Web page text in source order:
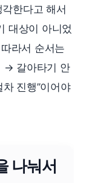
한다고 해서
대상이 아니었
라서 순서는
→ 갈아타기 안
진행”이어야
나눠서